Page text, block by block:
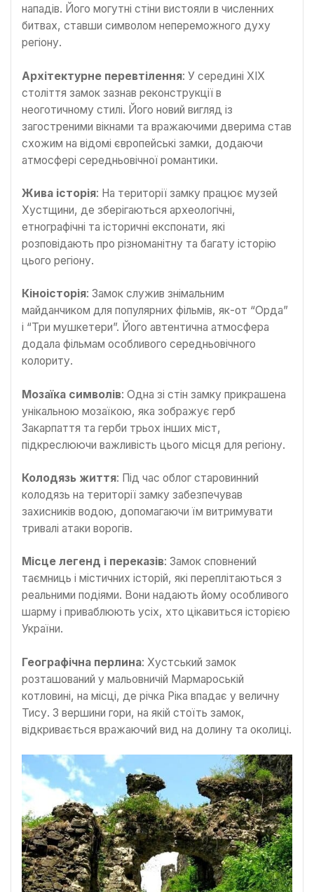
нападів. Його могутні стіни вистояли в численних
битвах, ставши символом непереможного духу
регіону.
Архітектурне перевтілення: У середині XIX
століття замок зазнав реконструкції в
неоготичному стилі. Його новий вигляд із
загостреними вікнами та вражаючими дверима став
схожим на відомі європейські замки, додаючи
атмосфері середньовічної романтики.
Жива історія: На території замку працює музей
Хустщини, де зберігаються археологічні,
етнографічні та історичні експонати, які
розповідають про різноманітну та багату історію
цього регіону.
Кіноісторія: Замок служив знімальним
майданчиком для популярних фільмів, як-от “Орда”
і “Три мушкетери”. Його автентична атмосфера
додала фільмам особливого середньовічного
колориту.
Мозаїка символів: Одна зі стін замку прикрашена
унікальною мозаїкою, яка зображує герб
Закарпаття та герби трьох інших міст,
підкреслюючи важливість цього місця для регіону.
Колодязь життя: Під час облог старовинний
колодязь на території замку забезпечував
захисників водою, допомагаючи їм витримувати
тривалі атаки ворогів.
Місце легенд і переказів: Замок сповнений
таємниць і містичних історій, які переплітаються з
реальними подіями. Вони надають йому особливого
шарму і приваблюють усіх, хто цікавиться історією
України.
Географічна перлина: Хустський замок
розташований у мальовничій Мармароській
котловині, на місці, де річка Ріка впадає у величну
Тису. З вершини гори, на якій стоїть замок,
відкривається вражаючий вид на долину та околиці.